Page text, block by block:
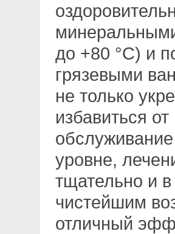
до +80 °C) и
грязевыми
не только
избавиться
уровне,
тщательно и
чистейшим
отличный